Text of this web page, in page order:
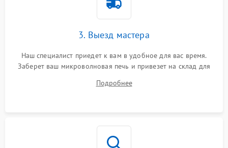
3. Выезд мастера
Наш специалист приедет к вам в удобное для вас время.
Заберет ваш микроволновая печь и привезет на склад для
Подробнее